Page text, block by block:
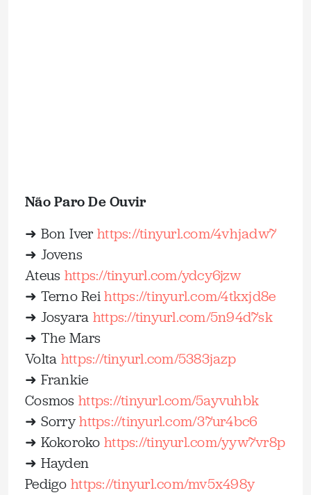
Não Paro De Ouvir
➜ Bon Iver ⁠https://tinyurl.com/4vhjadw7⁠
➜ Jovens
Ateus ⁠https://tinyurl.com/ydcy6jzw⁠
➜ Terno Rei⁠https://tinyurl.com/4tkxjd8e⁠
➜ Josyara ⁠https://tinyurl.com/5n94d7sk⁠
➜ The Mars
Volta ⁠https://tinyurl.com/5383jazp⁠
➜ Frankie
Cosmos ⁠https://tinyurl.com/5ayvuhbk⁠
➜ Sorry⁠https://tinyurl.com/37ur4bc6⁠
➜ Kokoroko ⁠https://tinyurl.com/yyw7vr8p⁠
➜ Hayden
Pedigo ⁠https://tinyurl.com/mv5x498y⁠